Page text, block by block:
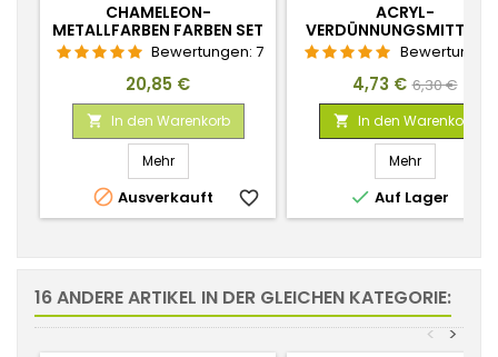
CHAMELEON-
METALLFARBEN FARBEN SET
1
Bewertungen: 7
Preis
20,85 €
 In den Warenkorb
Mehr
 Ausverkauft favorite_border
ACRYL-
VERDÜNNUNGSMITTEL
ML
Preis
4,73 € 6,30 €
 In den Warenkorb
Mehr
 Auf Lager
16 ANDERE ARTIKEL IN DER GLEICHEN KATEGORIE:
>
<